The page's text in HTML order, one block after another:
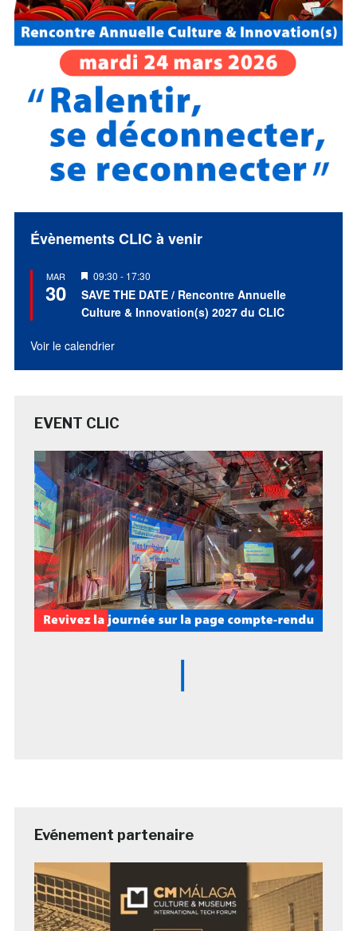
Évènements CLIC à venir
MAR
30
Mis
en
avant
09:30 - 17:30
SAVE THE DATE / Rencontre Annuelle
Culture & Innovation(s) 2027 du CLIC
Voir le calendrier
EVENT CLIC
Evénement partenaire